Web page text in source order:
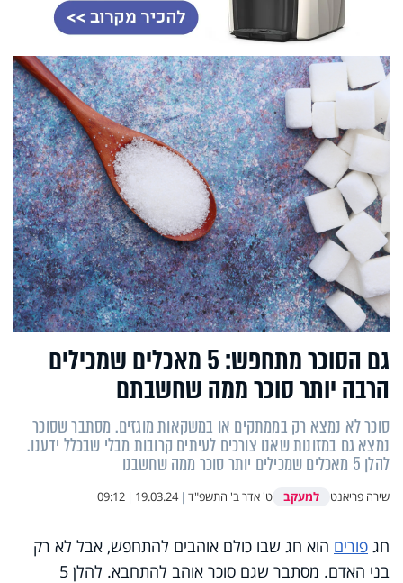
גם הסוכר מתחפש: 5 מאכלים שמכילים
הרבה יותר סוכר ממה שחשבתם
סוכר לא נמצא רק בממתקים או במשקאות מוגזים. מסתבר שסוכר
נמצא גם במזונות שאנו צורכים לעיתים קרובות מבלי שבכלל ידענו.
להלן 5 מאכלים שמכילים יותר סוכר ממה שחשבנו
שירה פריאנט למעקב ט' אדר ב' התשפ"ד |
19.03.24
|
09:12
חג פורים הוא חג שבו כולם אוהבים להתחפש, אבל לא רק
בני האדם. מסתבר שגם סוכר אוהב להתחבא. להלן 5